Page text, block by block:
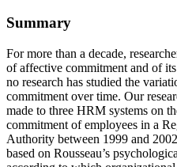
Summary
For more than a decade,
of affective commitment and of
no research has studied the
commitment over time. Our
made to three HRM systems on
commitment of employees in a
Authority between 1999 and
based on Rousseau’s